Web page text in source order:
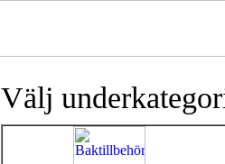
Välj